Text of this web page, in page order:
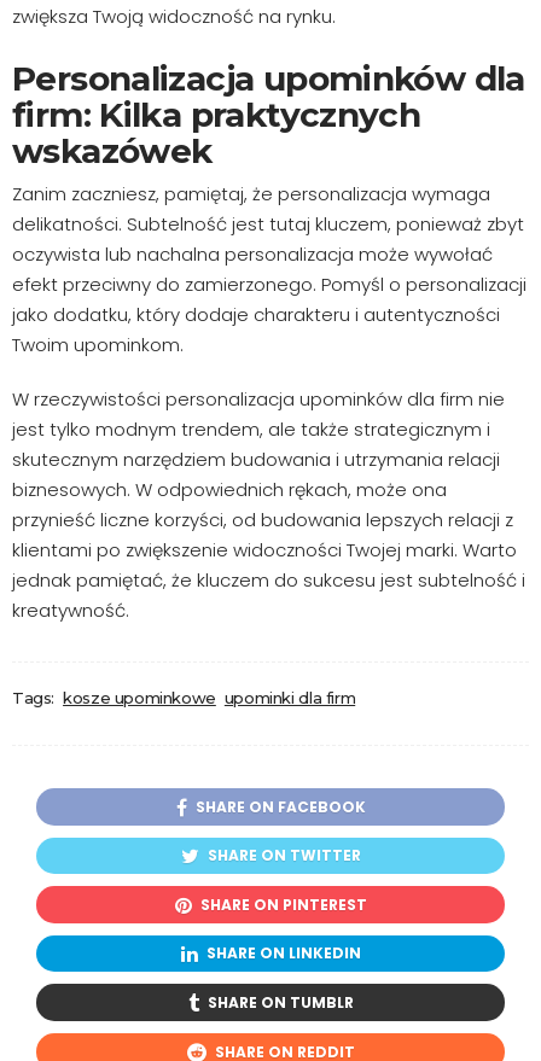
zwiększa Twoją widoczność na rynku.
Personalizacja upominków dla
firm: Kilka praktycznych
wskazówek
Zanim zaczniesz, pamiętaj, że personalizacja wymaga
delikatności. Subtelność jest tutaj kluczem, ponieważ zbyt
oczywista lub nachalna personalizacja może wywołać
efekt przeciwny do zamierzonego. Pomyśl o personalizacji
jako dodatku, który dodaje charakteru i autentyczności
Twoim upominkom.
W rzeczywistości personalizacja upominków dla firm nie
jest tylko modnym trendem, ale także strategicznym i
skutecznym narzędziem budowania i utrzymania relacji
biznesowych. W odpowiednich rękach, może ona
przynieść liczne korzyści, od budowania lepszych relacji z
klientami po zwiększenie widoczności Twojej marki. Warto
jednak pamiętać, że kluczem do sukcesu jest subtelność i
kreatywność.
Tags: kosze upominkowe upominki dla firm
SHARE ON FACEBOOK
SHARE ON TWITTER
SHARE ON PINTEREST
SHARE ON LINKEDIN
SHARE ON TUMBLR
SHARE ON REDDIT